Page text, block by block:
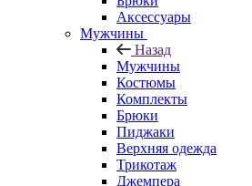
Аксессуары
Мужчины
Назад
Мужчины
Костюмы
Комплекты
Брюки
Пиджаки
Верхняя одежда
Трикотаж
Джемпера